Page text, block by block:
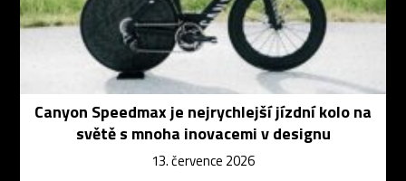
Canyon Speedmax je nejrychlejší jízdní kolo na
světě s mnoha inovacemi v designu
13. července 2026